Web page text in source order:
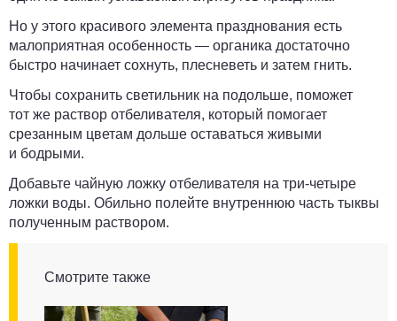
Но у этого красивого элемента празднования есть
малоприятная особенность — органика достаточно
быстро начинает сохнуть, плесневеть и затем гнить.
Чтобы сохранить светильник на подольше, поможет
тот же раствор отбеливателя, который помогает
срезанным цветам дольше оставаться живыми
и бодрыми.
Добавьте чайную ложку отбеливателя на три-четыре
ложки воды. Обильно полейте внутреннюю часть тыквы
полученным раствором.
Смотрите также